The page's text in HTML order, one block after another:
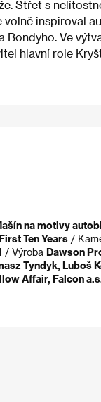
Střet s
volně inspiroval
Bondyho. Ve
hlavní role
na motivy
Ten Years /
/ Výroba Dawson
Tyndyk, Luboš
Affair, Falcon